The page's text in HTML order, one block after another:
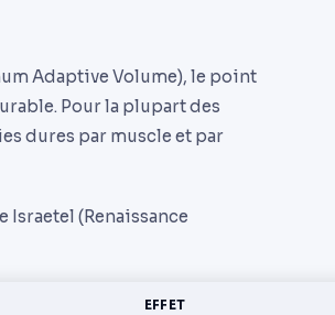
Adaptive Volume), le point
Pour la plupart des
dures par muscle et par
Israetel (Renaissance
EFFET